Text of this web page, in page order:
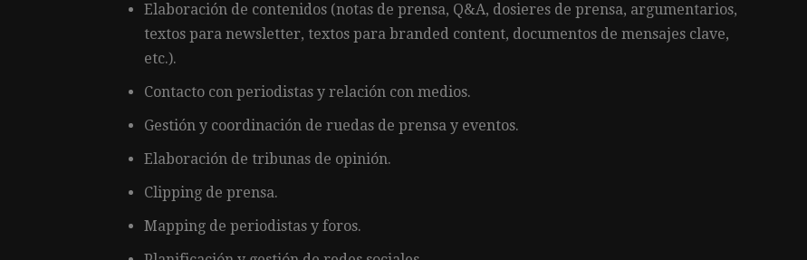
Elaboración de contenidos (notas de prensa, Q&A, dosieres de prensa, argumentarios,
textos para newsletter, textos para branded content, documentos de mensajes clave,
etc.).
Contacto con periodistas y relación con medios.
Gestión y coordinación de ruedas de prensa y eventos.
Elaboración de tribunas de opinión.
Clipping de prensa.
Mapping de periodistas y foros.